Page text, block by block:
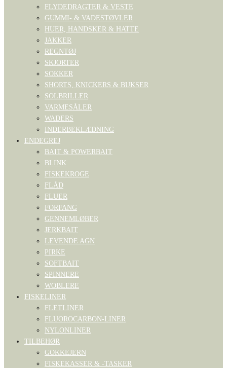
FLYDEDRAGTER & VESTE
GUMMI- & VADESTØVLER
HUER, HANDSKER & HATTE
JAKKER
REGNTØJ
SKJORTER
SOKKER
SHORTS, KNICKERS & BUKSER
SOLBRILLER
VARMESÅLER
WADERS
INDERBEKLÆDNING
ENDEGREJ
BAIT & POWERBAIT
BLINK
FISKEKROGE
FLÅD
FLUER
FORFANG
GENNEMLØBER
JERKBAIT
LEVENDE AGN
PIRKE
SOFTBAIT
SPINNERE
WOBLERE
FISKELINER
FLETLINER
FLUOROCARBON-LINER
NYLONLINER
TILBEHØR
GOKKEJERN
FISKEKASSER & -TASKER